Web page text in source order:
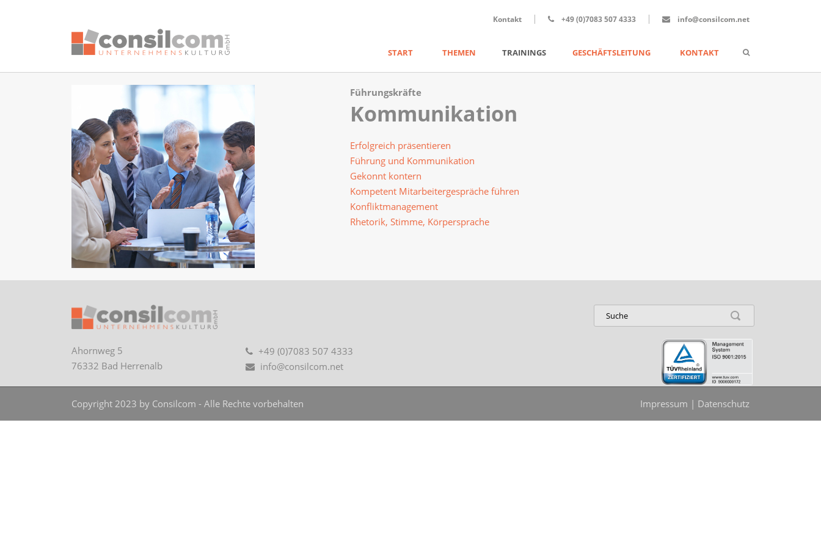
Kontakt +49 (0)7083 507 4333 info@consilcom.net
START THEMEN TRAININGS GESCHÄFTSLEITUNG KONTAKT
Führungskräfte
Kommunikation
Erfolgreich präsentieren
Führung und Kommunikation
Gekonnt kontern
Kompetent Mitarbeitergespräche führen
Konfliktmanagement
Rhetorik, Stimme, Körpersprache
Ahornweg 5
76332 Bad Herrenalb
+49 (0)7083 507 4333
info@consilcom.net
Copyright 2023 by Consilcom - Alle Rechte vorbehalten Impressum | Datenschutz